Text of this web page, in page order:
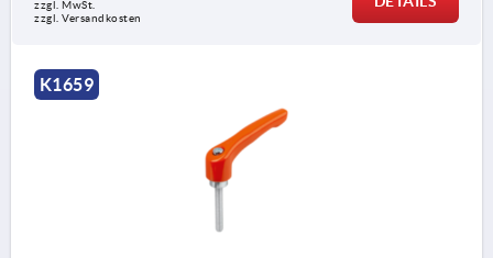
zzgl. MwSt.
zzgl. Versandkosten
K1659